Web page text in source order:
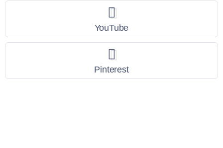
YouTube
Pinterest